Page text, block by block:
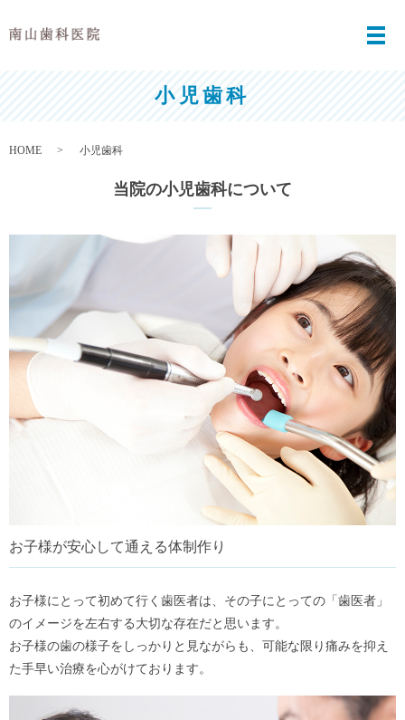
メ
小児歯科
HOME 小児歯科
当院の小児歯科について
お子様が安心して通える体制作り
お子様にとって初めて行く歯医者は、その子にとっての「歯医者」
のイメージを左右する大切な存在だと思います。
お子様の歯の様子をしっかりと見ながらも、可能な限り痛みを抑え
た手早い治療を心がけております。